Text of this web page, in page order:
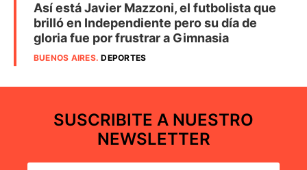
Así está Javier Mazzoni, el futbolista que
brilló en Independiente pero su día de
gloria fue por frustrar a Gimnasia
BUENOS AIRES.DEPORTES
SUSCRIBITE A NUESTRO
NEWSLETTER